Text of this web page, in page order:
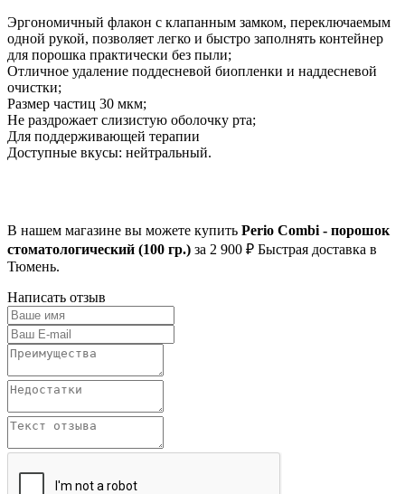
Эргономичный флакон с клапанным замком, переключаемым
одной рукой, позволяет легко и быстро заполнять контейнер
для порошка практически без пыли;
Отличное удаление поддесневой биопленки и наддесневой
очистки;
Размер частиц 30 мкм;
Не раздрожает слизистую оболочку рта;
Для поддерживающей терапии
Доступные вкусы: нейтральный.
В нашем магазине вы можете купить Perio Combi - порошок
стоматологический (100 гр.) за 2 900 ₽ Быстрая доставка в
Тюмень.
Написать отзыв